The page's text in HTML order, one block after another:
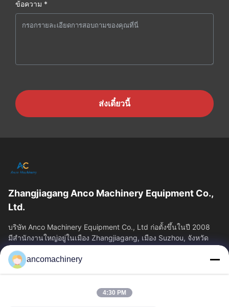
ข้อความ *
ส่งเดี๋ยวนี้
Zhangjiagang Anco Machinery Equipment Co.,
Ltd.
บริษัท Anco Machinery Equipment Co., Ltd ก่อตั้งขึ้นในปี 2008
มีสํานักงานใหญ่อยู่ในเมือง Zhangjiagang, เมือง Suzhou, จังหวัด
Jiangsu.
ลิงก์ด่วน
เกี่ยวกับเรา
ancomachinery
4:30 PM